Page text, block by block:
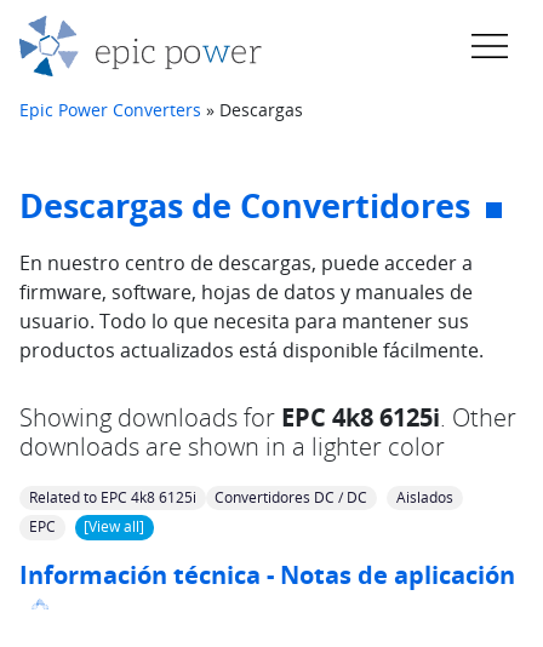
Saltar al contenido
Navegación principal
Epic Power Converters » Descargas
Descargas de Convertidores
En nuestro centro de descargas, puede acceder a
firmware, software, hojas de datos y manuales de
usuario. Todo lo que necesita para mantener sus
productos actualizados está disponible fácilmente.
Showing downloads for EPC 4k8 6125i. Other
downloads are shown in a lighter color
Related to EPC 4k8 6125i Convertidores DC / DC
Aislados
EPC
[View all]
Información técnica - Notas de aplicación